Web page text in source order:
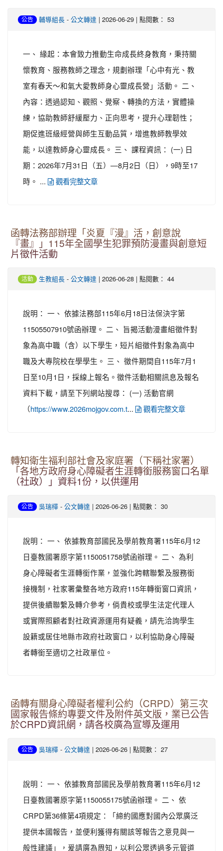
公告 輔導組長 - 公文轉達 | 2026-06-29 | 點閱數： 53
一、 緣起：本會致力推動生命成長終身教育，秉持關
懷教育、服務教師之理念，規劃辦理「心中有光、教
室有春天～和氣大愛教師身心靈成長營」活動。 二、
內容：透過認知、觀照、覺察、轉換的方法，實體操
練，協助教師舒緩壓力、正向思考，提升心理韌性；
期促進班級經營與師生互動品質，增進教師教學效
能，以達教師身心靈成長。 三、 課程資訊： (一) 日
期：2026年7月31日（五）—8月2日（日），9時至17
時。 ...
觀看完整文章
函轉法務部辦理「炎夏『漫』活，創意說
『畫』」115年全國學生犯罪預防漫畫與創意短
片徵件活動
活動 生教組長 - 公文轉達 | 2026-06-28 | 點閱數： 44
說明： 一、 依據法務部115年6月18日法保決字第
11505507910號函辦理。 二、 旨揭活動漫畫組徵件對
象為高中職（含）以下學生，短片組徵件對象為高中
職及大專院校在學學生。 三、 徵件期間自115年7月1
日至10月1日，採線上報名。徵件活動相關訊息及報名
資料下載，請至下列網站搜尋： (一) 活動官網
（https://www.2026mojgov.com.t... 觀看完整文章
轉知衛生福利部社會及家庭署（下稱社家署）
「各地方政府身心障礙者生涯轉銜服務窗口名單
（社政）」資料1份，以供運用
公告 吳瑞樺 - 公文轉達 | 2026-06-26 | 點閱數： 30
說明： 一、 依據教育部國民及學前教育署115年6月12
日臺教國署原字第1150051758號函辦理。 二、 為利
身心障礙者生涯轉銜作業，並強化跨轄聯繫及服務銜
接機制，社家署彙整各地方政府115年轉銜窗口資訊，
提供後續聯繫及轉介參考，倘貴校或學生法定代理人
或實際照顧者對社政資源運用有疑義，請先洽詢學生
設籍或居住地縣市政府社政窗口，以利協助身心障礙
者轉銜至適切之社政單位。
函轉有關身心障礙者權利公約（CRPD）第三次
國家報告條約專要文件及附件英文版，業已公告
於CRPD資訊網，請各校廣為宣導及運用
公告 吳瑞樺 - 公文轉達 | 2026-06-26 | 點閱數： 27
說明： 一、 依據教育部國民及學前教育署115年6月12
日臺教國署原字第1150055175號函辦理。 二、 依
CRPD第36條第4項規定：「締約國應對國內公眾廣泛
提供本國報告，並便利獲得有關該等報告之意見與一
般性建議」，爰請廣為周知，以利公眾透過多元管道